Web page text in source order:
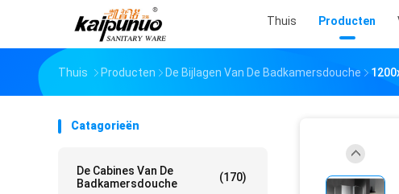
Thuis Producten
Thuis Producten De Bijlagen Van De Badkamersdouche
Catagorieën
De Cabines Van De
Badkamersdouche
(170)